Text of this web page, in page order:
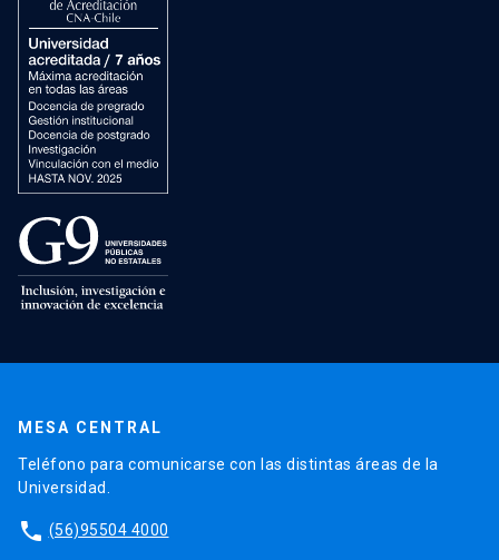
MESA CENTRAL
Teléfono para comunicarse con las distintas áreas de la
Universidad.
phone (56)95504 4000